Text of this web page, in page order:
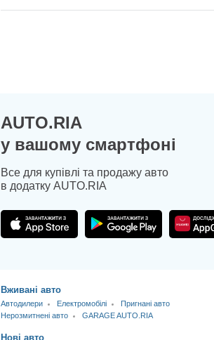
AUTO.RIA
у вашому смартфоні
Все для купівлі та продажу авто
в додатку AUTO.RIA
Вживані авто
Автодилери Електромобілі
Пригнані авто
Нерозмитнені авто
GARAGE AUTO.RIA
Нові авто